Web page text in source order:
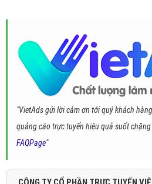
"VietAds gửi lời cảm ơn tới quý khách
quảng cáo trực tuyến hiệu quả suốt
FAQPage"